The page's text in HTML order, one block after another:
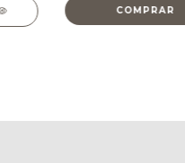
COMPRAR